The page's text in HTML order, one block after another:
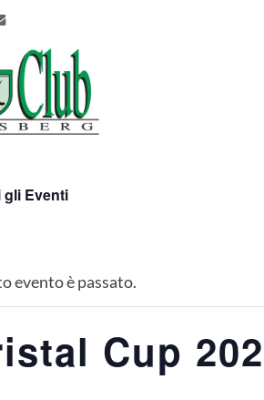
gli Eventi
evento è passato.
Cup